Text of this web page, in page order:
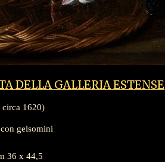
DELLA GALLERIA ESTENSE
circa 1620)
gelsomini
36 x 44,5